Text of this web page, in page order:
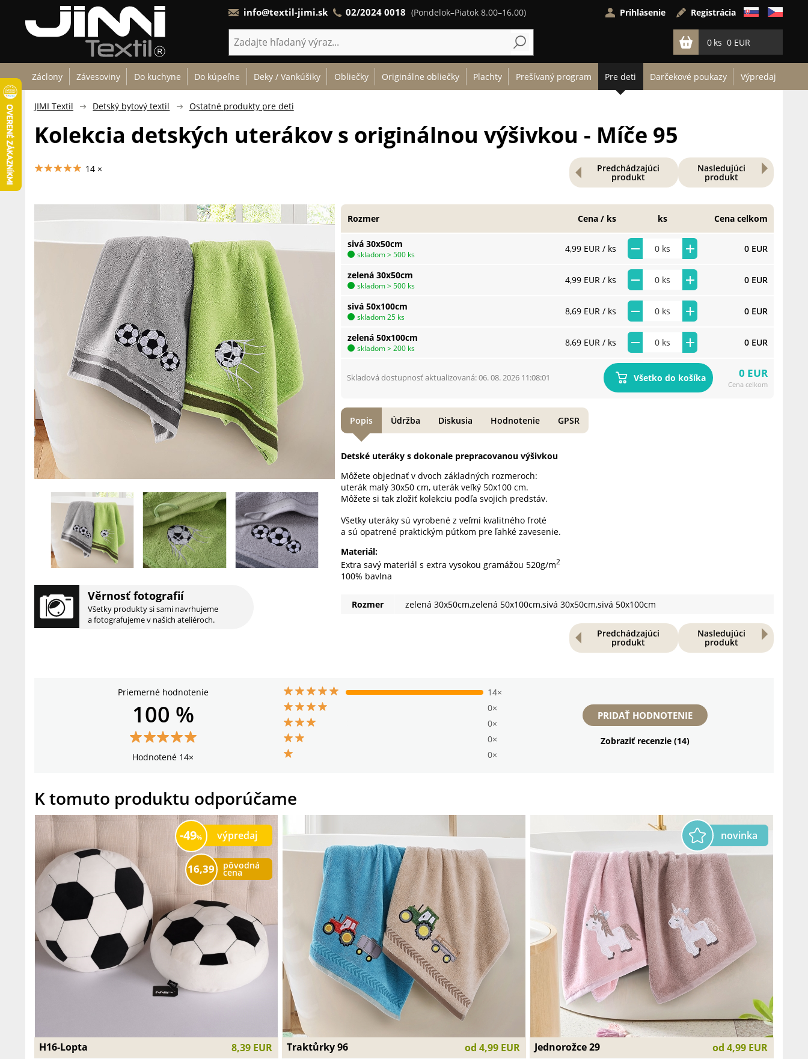
info@textil-jimi.sk 02/2024 0018 (Pondelok–Piatok 8.00–16.00) Prihlásenie Registrácia
0 0 EUR
Záclony Závesoviny Do kuchyne Do kúpeľne Deky / Vankúšiky Obliečky Originálne obliečky Plachty Prešívaný program Pre deti Darčekové poukazy Výpredaj
JIMI Textil Detský bytový textil Ostatné produkty pre deti
14 × Predchádzajúci
produkt
Nasledujúci
produkt
Kolekcia detských uterákov s originálnou výšivkou - Míče 95
sivá 30x50cm 4,99 EUR / ks 0 EUR
skladom > 500 ks
zelená 30x50cm 4,99 EUR / ks 0 EUR
skladom > 500 ks
sivá 50x100cm 8,69 EUR / ks 0 EUR
skladom 25 ks
zelená 50x100cm 8,69 EUR / ks 0 EUR
skladom > 200 ks
Rozmer Cena / ks ks Cena celkom
Skladová dostupnosť aktualizovaná: 06. 08. 2026 11:08:01 Všetko do košíka 0 EUR
Cena celkom
Detské uteráky s dokonale prepracovanou výšivkou
Môžete objednať v dvoch základných rozmeroch:
uterák malý 30x50 cm, uterák veľký 50x100 cm.
Môžete si tak zložiť kolekciu podľa svojich predstáv.
Všetky uteráky sú vyrobené z veľmi kvalitného froté
a sú opatrené praktickým pútkom pre ľahké zavesenie.
Materiál:
Extra savý materiál s extra vysokou gramážou 520g/m2
100% bavlna
Rozmer zelená 30x50cm,zelená 50x100cm,sivá 30x50cm,sivá 50x100cm
Popis Údržba Diskusia Hodnotenie GPSR
Predchádzajúci
produkt
Nasledujúci
produkt
Věrnosť fotografií
Všetky produkty si sami navrhujeme
a fotografujeme v našich ateliéroch.
Priemerné hodnotenie
14×
0×
0×
0×
0×
PRIDAŤ HODNOTENIE
Zobraziť recenzie (14)
100 %
Hodnotené 14×
výpredaj
49
pôvodná
cena
16,39
H16-Lopta 8,39 EUR Traktůrky 96 od 4,99 EUR Jednorožce 29 od 4,99 EUR
K tomuto produktu odporúčame